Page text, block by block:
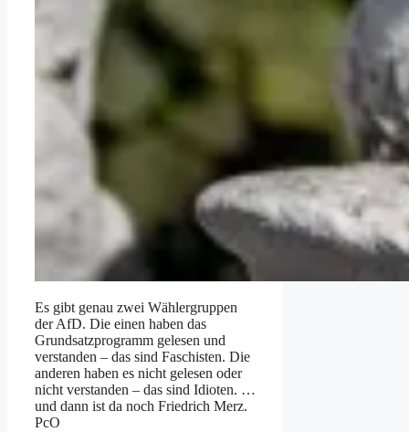
Es gibt genau zwei Wählergruppen
der AfD. Die einen haben das
Grundsatzprogramm gelesen und
verstanden – das sind Faschisten. Die
anderen haben es nicht gelesen oder
nicht verstanden – das sind Idioten. …
und dann ist da noch Friedrich Merz.
PcO